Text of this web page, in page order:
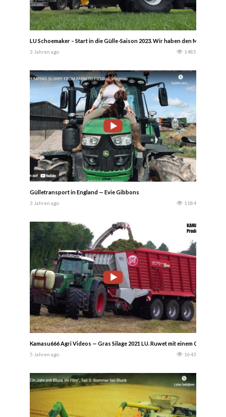
LU Schoemaker – Start in die Gülle-Saison 2023. Wir haben den
3 Jahren ago 1485
Gülletransport in England — Evie Gibbons
3 Jahren ago 1184
Kamasu666 Agri Videos — Gras Silage 2021 LU. Ruwet mit einem Claas
5 Jahren ago 1643